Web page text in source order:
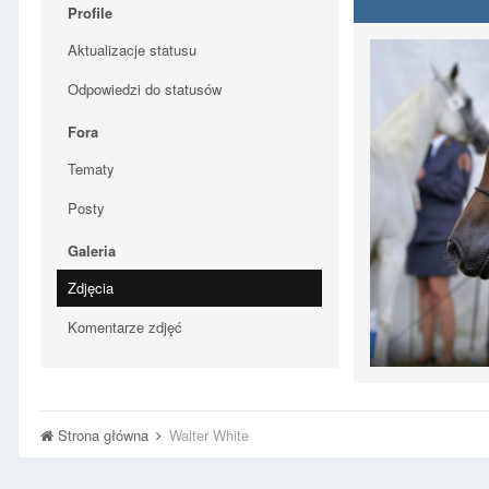
Profile
Aktualizacje statusu
Odpowiedzi do statusów
Fora
Tematy
Posty
Galeria
Zdjęcia
Komentarze zdjęć
Strona główna Walter White